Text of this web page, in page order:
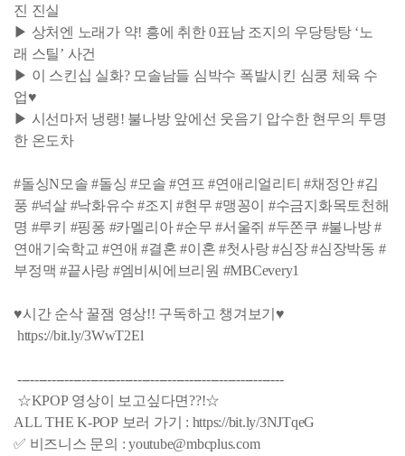
진 진실
▶ 상처엔 노래가 약! 흥에 취한 0표남 조지의 우당탕탕 ‘노
래 스틸’ 사건
▶ 이 스킨십 실화? 모솔남들 심박수 폭발시킨 심쿵 체육 수
업♥
▶ 시선마저 냉랭! 불나방 앞에선 웃음기 압수한 현무의 투명
한 온도차
#돌싱N모솔 #돌싱 #모솔 #연프 #연애리얼리티 #채정안 #김
풍 #넉살 #낙화유수 #조지 #현무 #맹꽁이 #수금지화목토천해
명 #루키 #핑퐁 #카멜리아 #순무 #서울쥐 #두쫀쿠 #불나방 #
연애기숙학교 #연애 #결혼 #이혼 #첫사랑 #심장 #심장박동 #
부정맥 #끝사랑 #엠비씨에브리원 #MBCevery1
♥시간 순삭 꿀잼 영상!! 구독하고 챙겨보기♥
https://bit.ly/3WwT2El
--------------------------------------------------------------
☆KPOP 영상이 보고싶다면??!☆
ALL THE K-POP 보러 가기 : https://bit.ly/3NJTqeG
✅ 비즈니스 문의 : youtube@mbcplus.com